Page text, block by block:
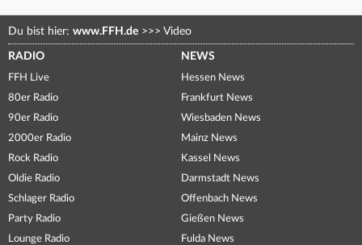
Du bist hier: www.FFH.de >>> Video
RADIO
FFH Live
80er Radio
90er Radio
2000er Radio
Rock Radio
Oldie Radio
Schlager Radio
Party Radio
Lounge Radio
NEWS
Hessen News
Frankfurt News
Wiesbaden News
Mainz News
Kassel News
Darmstadt News
Offenbach News
Gießen News
Fulda News